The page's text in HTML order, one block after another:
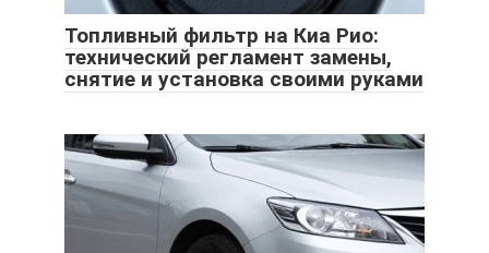
Топливный фильтр на Киа Рио:
технический регламент замены,
снятие и установка своими руками